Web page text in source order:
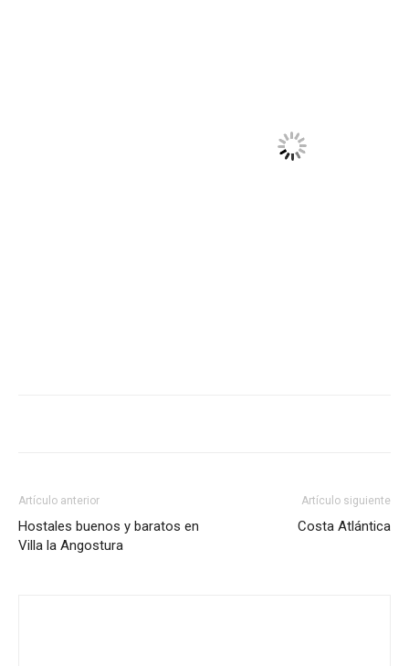
Artículo anterior
Hostales buenos y baratos en
Villa la Angostura
Artículo siguiente
Costa Atlántica